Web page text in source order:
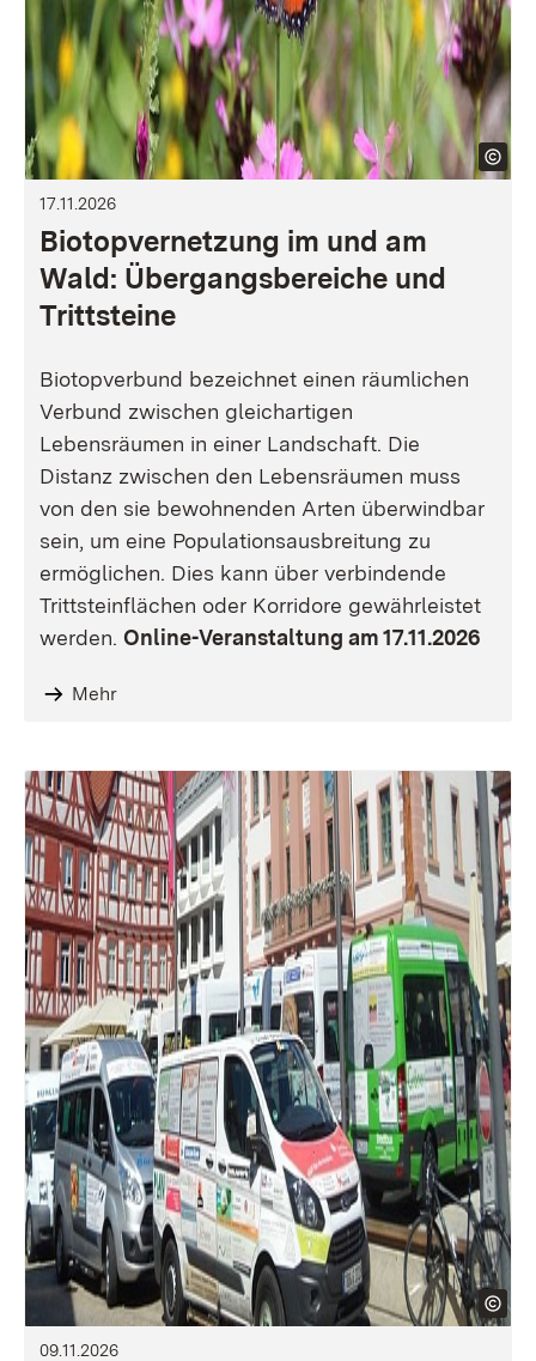
17.11.2026
Biotopvernetzung im und am
Wald: Übergangsbereiche und
Trittsteine
Biotopverbund bezeichnet einen räumlichen
Verbund zwischen gleichartigen
Lebensräumen in einer Landschaft. Die
Distanz zwischen den Lebensräumen muss
von den sie bewohnenden Arten überwindbar
sein, um eine Populationsausbreitung zu
ermöglichen. Dies kann über verbindende
Trittsteinflächen oder Korridore gewährleistet
werden. Online-Veranstaltung am 17.11.2026
Mehr
09.11.2026